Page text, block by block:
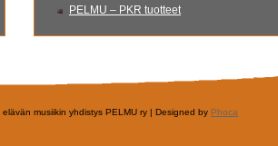
PELMU – PKR tuotteet
elävän musiikin yhdistys PELMU ry | Designed by Phoca